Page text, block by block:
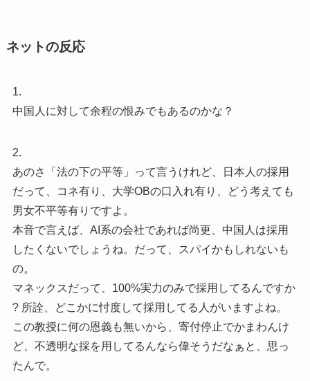
ネットの反応
1.
中国人に対して余程の恨みでもあるのかな？
2.
あのさ「法の下の平等」って言うけれど、日本人の採用
だって、コネ有り、大学OBの口入れ有り、どう考えても
男女不平等有りですよ。
本音で言えば、AI系の会社であれば尚更、中国人は採用
したくないでしょうね。だって、スパイかもしれないも
の。
マネックスだって、100%実力のみで採用してるんですか
? 所詮、どこかに忖度して採用してる人がいますよね。
この教授に何の恩義も無いから、寄付停止でかまわんけ
ど、不透明な採を用してるんなら偉そうだなぁと、思っ
たんで。